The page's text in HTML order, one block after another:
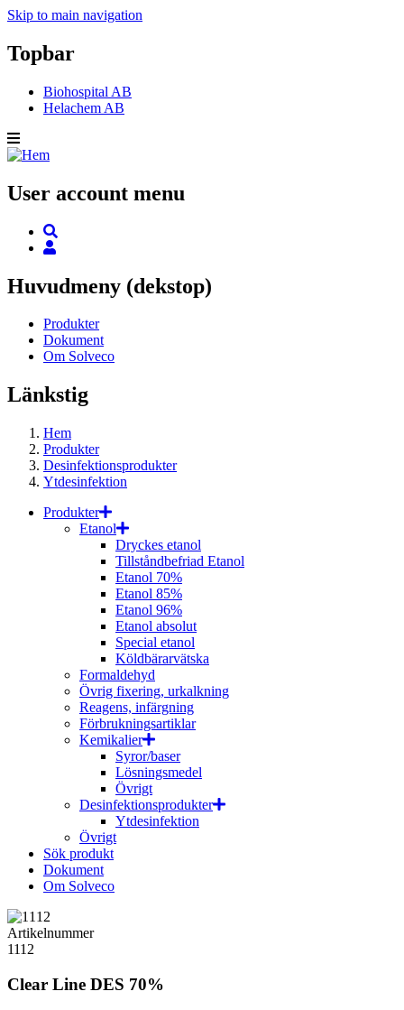
Skip to main navigation
Topbar
Biohospital AB
Helachem AB
User account menu
Huvudmeny (dekstop)
Produkter
Dokument
Om Solveco
Länkstig
Hem
Produkter
Desinfektionsprodukter
Ytdesinfektion
Produkter
Etanol
Dryckes etanol
Tillståndbefriad Etanol
Etanol 70%
Etanol 85%
Etanol 96%
Etanol absolut
Special etanol
Köldbärarvätska
Formaldehyd
Övrig fixering, urkalkning
Reagens, infärgning
Förbrukningsartiklar
Kemikalier
Syror/baser
Lösningsmedel
Övrigt
Desinfektionsprodukter
Ytdesinfektion
Övrigt
Sök produkt
Dokument
Om Solveco
Artikelnummer
1112
Clear Line DES 70%